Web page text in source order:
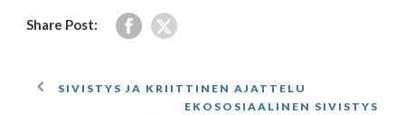
Share Post:
SIVISTYS JA KRIITTINEN AJATTELU
EKOSOSIAALINEN SIVISTYS